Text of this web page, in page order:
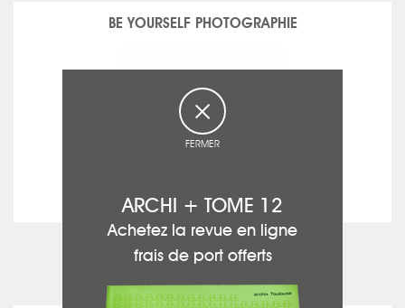
BE YOURSELF PHOTOGRAPHIE
Photographe Architecture
FERMER
ARCHI + TOME 12
Achetez la revue en ligne
frais de port offerts